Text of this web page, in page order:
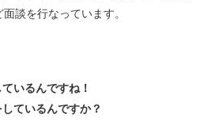
談を行なっています。
いるんですね！
ているんですか？